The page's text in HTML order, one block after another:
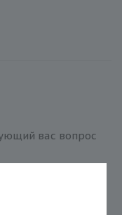
вас вопрос
обязательно